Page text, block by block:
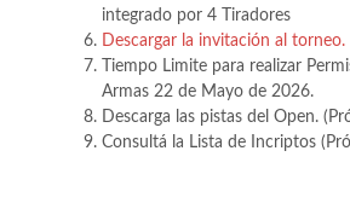
integrado por 4 Tiradores
Descargar la invitación al torneo.
Tiempo Limite para realizar
Armas 22 de Mayo de 2026.
Descarga las pistas del Open.
Consultá la Lista de Incriptos